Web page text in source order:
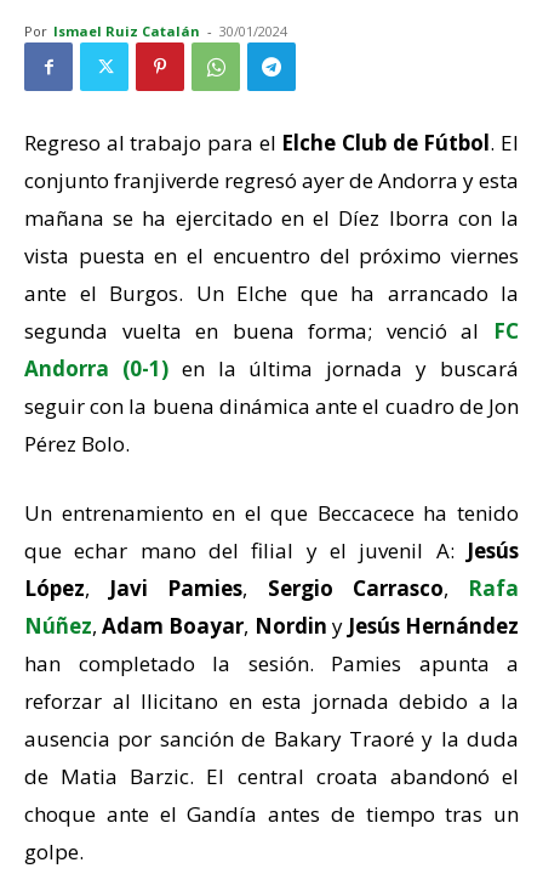
Por Ismael Ruiz Catalán - 30/01/2024
Regreso al trabajo para el Elche Club de Fútbol. El
conjunto franjiverde regresó ayer de Andorra y esta
mañana se ha ejercitado en el Díez Iborra con la
vista puesta en el encuentro del próximo viernes
ante el Burgos. Un Elche que ha arrancado la
segunda vuelta en buena forma; venció al FC
Andorra (0-1)en la última jornada y buscará
seguir con la buena dinámica ante el cuadro de Jon
Pérez Bolo.
Un entrenamiento en el que Beccacece ha tenido
que echar mano del filial y el juvenil A: Jesús
López, Javi Pamies, Sergio Carrasco, Rafa
Núñez,Adam Boayar, Nordin y Jesús Hernández
han completado la sesión. Pamies apunta a
reforzar al Ilicitano en esta jornada debido a la
ausencia por sanción de Bakary Traoré y la duda
de Matia Barzic. El central croata abandonó el
choque ante el Gandía antes de tiempo tras un
golpe.